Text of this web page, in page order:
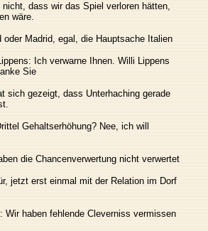
dass wir das Spiel verloren hätten,
wäre.
oder Madrid, egal, die Hauptsache Italien
Ich verwarne Ihnen. Willi Lippens
Sie
sich gezeigt, dass Unterhaching gerade
Gehaltserhöhung? Nee, ich will
die Chancenverwertung nicht verwertet
jetzt erst einmal mit der Relation im Dorf
Wir haben fehlende Cleverniss vermissen